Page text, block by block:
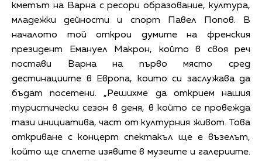
кметът на Варна с ресори образование, култура,
младежки дейности и спорт Павел Попов. В
началото той открои думите на френския
президент Емануел Макрон, който в своя реч
постави Варна на първо място сред
дестинациите в Европа, които си заслужава да
бъдат посетени. „Решихме да открием нашия
туристически сезон в деня, в който се провежда
тази инициатива, част от културния живот. Това
откриване с концерт спектакъл ще е възелът,
който ще сплете изявите в музеите и галериите.